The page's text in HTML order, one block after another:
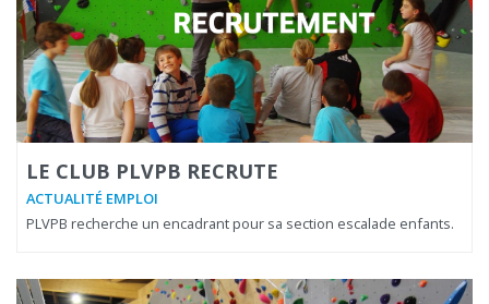
LE CLUB PLVPB RECRUTE
ACTUALITÉ EMPLOI
PLVPB recherche un encadrant pour sa section escalade enfants.